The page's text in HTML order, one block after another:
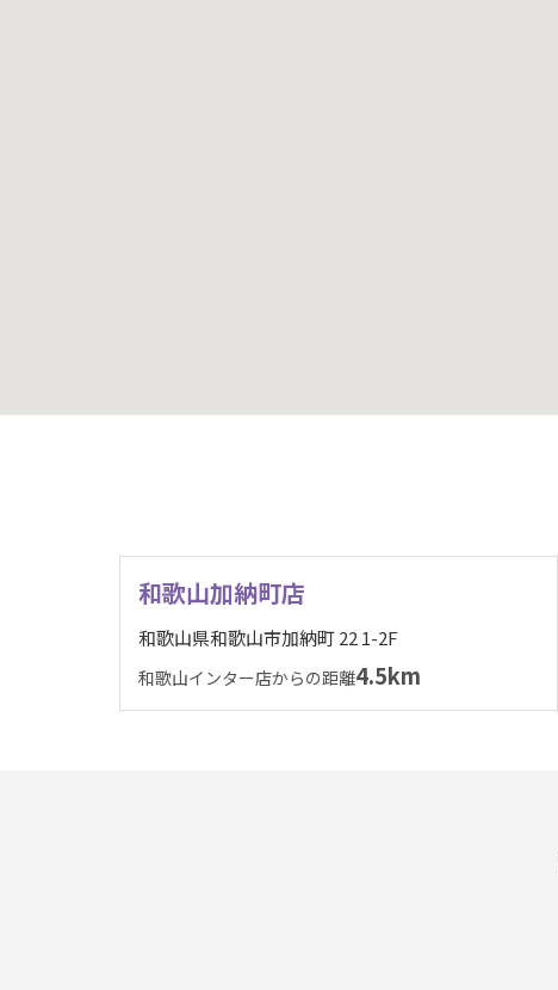
和歌山加納町店
和歌山県和歌山市加納町 22 1-2F
和歌山インター店からの距離4.5km